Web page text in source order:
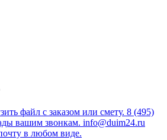
файл с заказом или смету. 8 (495)
вашим звонкам. info@duim24.ru
в любом виде.